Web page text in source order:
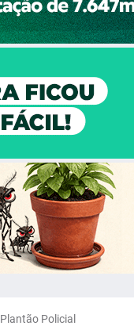
Plantão Policial